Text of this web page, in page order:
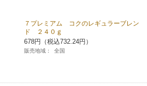
券
ロードカード
取り
のお知らせ
書
ディングスの重点課題
基本方針
体制
集
ネットショッピング
７プレミアム コクのレギュラーブレン
ド ２４０ｇ
678円（税込732.24円）
販売地域： 全国